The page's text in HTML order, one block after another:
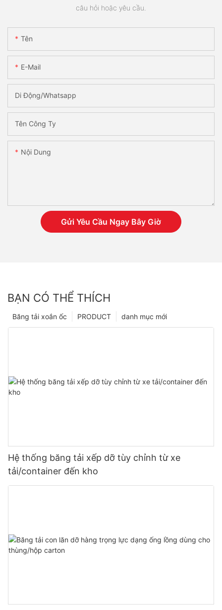
câu hỏi hoặc yêu cầu.
Tên
E-Mail
Di Động/Whatsapp
Tên Công Ty
Nội Dung
Gửi Yêu Cầu Ngay Bây Giờ
BẠN CÓ THỂ THÍCH
danh mục mới
PRODUCT
Băng tải xoắn ốc
Hệ thống băng tải xếp dỡ tùy chỉnh từ xe
tải/container đến kho